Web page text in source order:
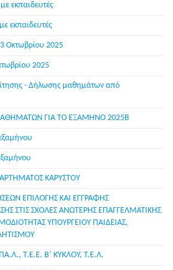
εκπαιδευτές
εκπαιδευτές
Οκτωβρίου 2025
2025
- Δήλωσης μαθημάτων από
ΓΙΑ ΤΟ ΕΞΑΜΗΝΟ 2025B
ΚΑΡΥΣΤΟΥ
ΕΠΙΛΟΓΗΣ ΚΑΙ ΕΓΓΡΑΦΗΣ
ΣΤΙΣ ΣΧΟΛΕΣ ΑΝΩΤΕΡΗΣ ΕΠΑΓΓΕΛΜΑΤΙΚΗΣ
ΥΠΟΥΡΓΕΙΟΥ ΠΑΙΔΕΙΑΣ,
Τ.Ε.Ε. Β’ ΚΥΚΛΟΥ, Τ.Ε.Λ.